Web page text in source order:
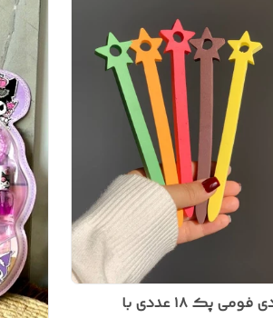
بیگودی فومی پک ۱۸ عددی با